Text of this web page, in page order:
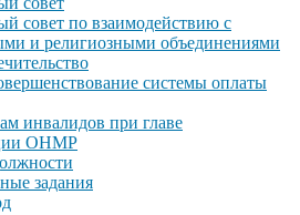
совет по взаимодействию с
и религиозными объединениями
системы оплаты
инвалидов при главе
ОНМР
задания